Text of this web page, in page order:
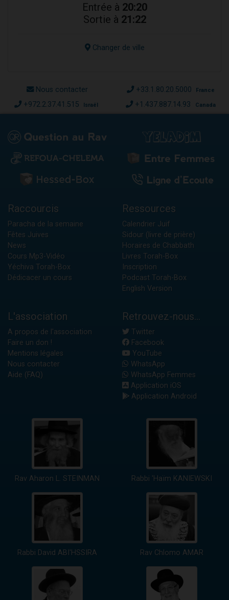
Entrée à 20:20
Sortie à 21:22
Changer de ville
Nous contacter +33.1.80.20.5000 France
+972.2.37.41.515 Israël +1.437.887.14.93 Canada
Raccourcis
Paracha de la semaine
Fêtes Juives
News
Cours Mp3-Vidéo
Yéchiva Torah-Box
Dédicacer un cours
Ressources
Calendrier Juif
Sidour (livre de prière)
Horaires de Chabbath
Livres Torah-Box
Inscription
Podcast Torah-Box
English Version
L'association
A propos de l'association
Faire un don !
Mentions légales
Nous contacter
Aide (FAQ)
Retrouvez-nous...
Twitter
Facebook
YouTube
WhatsApp
WhatsApp Femmes
Application iOS
Application Android
Rav Aharon L. STEINMAN Rabbi 'Haïm KANIEWSKI
Rabbi David ABI'HSSIRA Rav Chlomo AMAR